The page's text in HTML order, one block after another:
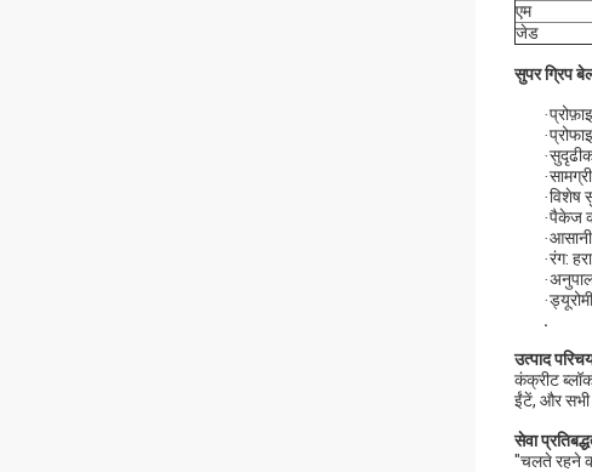
एम
जेड
सुपर ग्रिप
·
·
·
·
·विशेष
·पैकेज
·
·रंग:
·
·
.
उत्पाद
कंक्रीट
ईंटें, और सभी
सेवा
"चलते रहने